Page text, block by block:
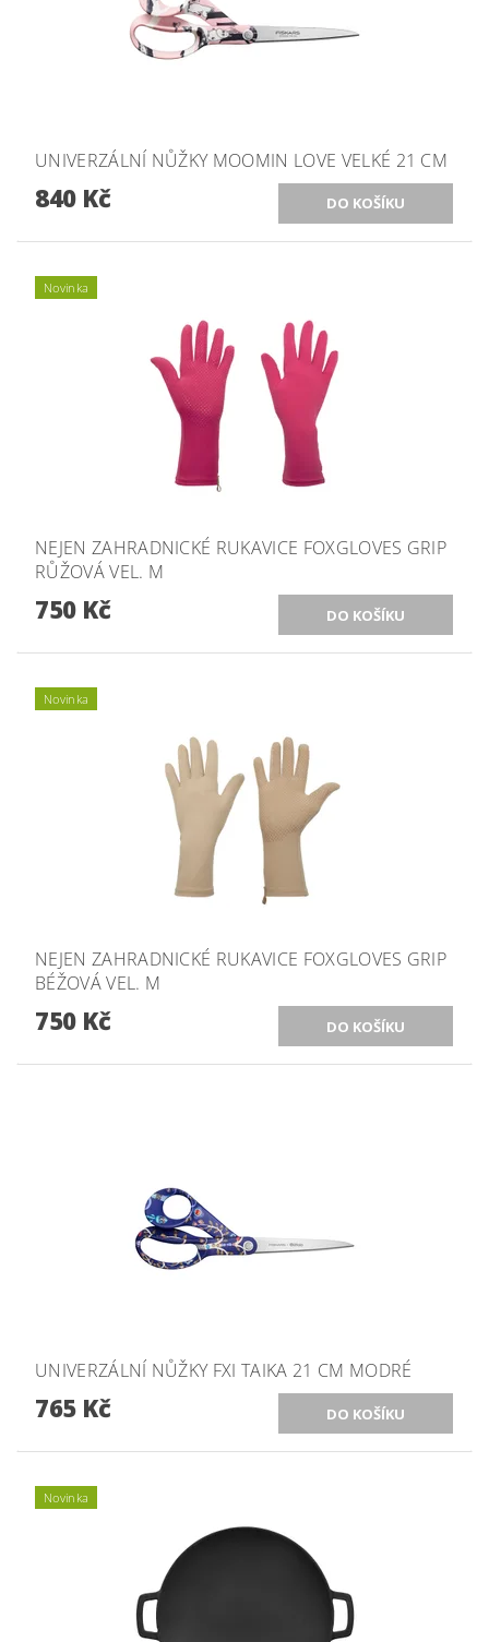
UNIVERZÁLNÍ NŮŽKY MOOMIN LOVE VELKÉ 21 CM
840 Kč
Novinka
NEJEN ZAHRADNICKÉ RUKAVICE FOXGLOVES GRIP
RŮŽOVÁ VEL. M
750 Kč
Novinka
NEJEN ZAHRADNICKÉ RUKAVICE FOXGLOVES GRIP
BÉŽOVÁ VEL. M
750 Kč
UNIVERZÁLNÍ NŮŽKY FXI TAIKA 21 CM MODRÉ
765 Kč
Novinka